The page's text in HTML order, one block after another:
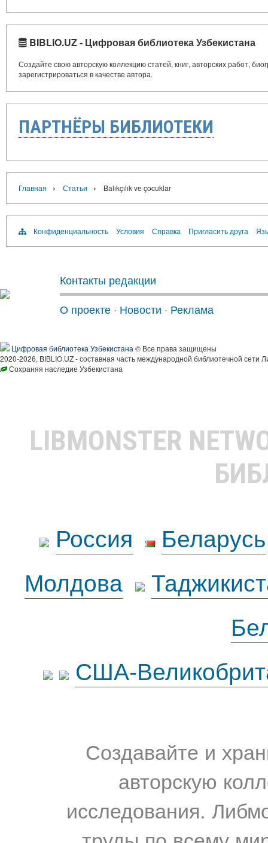
BIBLIO.UZ - Цифровая библиотека Узбекистана
Создайте свою авторскую коллекцию статей, книг, авторских работ,
зарегистрироваться в качестве автора.
ПАРТНЁРЫ БИБЛИОТЕКИ
Главная › Статьи › Balıkçılık ve çocuklar
Конфиденциальность Условия Справка Пригласить друга
Контакты редакции
О проекте · Новости · Реклама
Цифровая библиотека Узбекистана © Все права защищены
2020-2026, BIBLIO.UZ - составная часть международной библиотечной сети
Сохраняя наследие Узбекистана
LIBMONSTER
Россия
Беларусь
Молдова
США-
Создавайте и
авторскую
исследования.